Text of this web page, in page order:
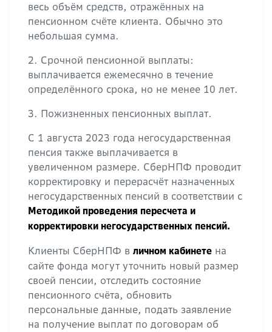
весь объём средств, отражённых на
пенсионном счёте клиента. Обычно это
небольшая сумма.
2. Срочной пенсионной выплаты:
выплачивается ежемесячно в течение
определённого срока, но не менее 10 лет.
3. Пожизненных пенсионных выплат.
С 1 августа 2023 года негосударственная
пенсия также выплачивается в
увеличенном размере. СберНПФ проводит
корректировку и перерасчёт назначенных
негосударственных пенсий в соответствии с
Методикой проведения пересчета и
корректировки негосударственных пенсий.
Клиенты СберНПФ в личном кабинете на
сайте фонда могут уточнить новый размер
своей пенсии, отследить состояние
пенсионного счёта, обновить
персональные данные, подать заявление
на получение выплат по договорам об